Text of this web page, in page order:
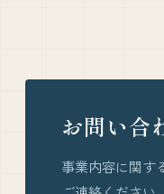
お問い合
事業内容に関す